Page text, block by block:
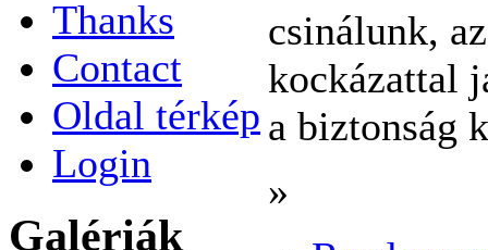
Thanks
Contact
Oldal térkép
Login
Galériák
csinálunk,
kockázattal
a biztonság
»